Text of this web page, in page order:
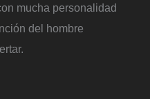
mucha personalidad
del hombre